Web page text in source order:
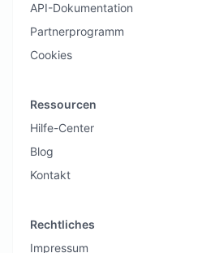
API-Dokumentation
Partnerprogramm
Cookies
Ressourcen
Hilfe-Center
Blog
Kontakt
Rechtliches
Impressum